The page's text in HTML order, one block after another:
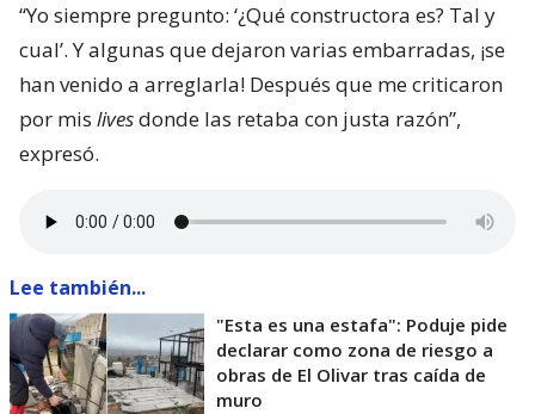
“Yo siempre pregunto: ‘¿Qué constructora es? Tal y
cual’. Y algunas que dejaron varias embarradas, ¡se
han venido a arreglarla! Después que me criticaron
por mis livesdonde las retaba con justa razón”,
expresó.
Lee también...
"Esta es una estafa": Poduje pide
declarar como zona de riesgo a
obras de El Olivar tras caída de
muro